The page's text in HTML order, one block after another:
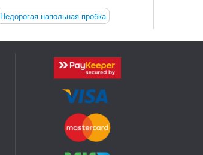
Недорогая напольная пробка